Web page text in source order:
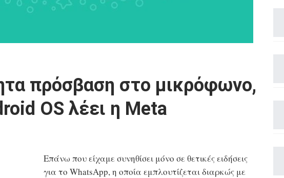
πρόσβαση στο μικρόφωνο,
OS λέει η Meta
Επάνω που είχαμε συνηθίσει μόνο σε θετικές ειδήσεις
για το WhatsApp, η οποία εμπλουτίζεται διαρκώς με